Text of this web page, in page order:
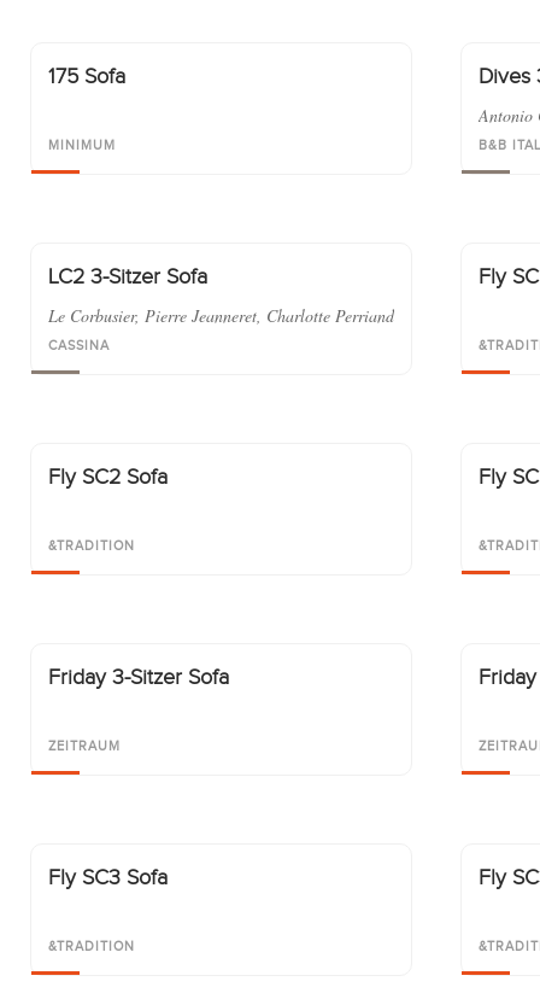
175 Sofa
MINIMUM
Dives
Antonio
B&B
LC2 3-Sitzer Sofa
Le Corbusier, Pierre Jeanneret, Charlotte Perriand
CASSINA
Fly
Fly SC2 Sofa
&TRADITION
Fly
Friday 3-Sitzer Sofa
ZEITRAUM
Fly SC3 Sofa
&TRADITION
Fly